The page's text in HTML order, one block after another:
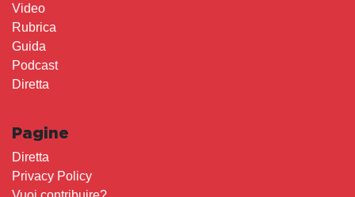
Video
Rubrica
Guida
Podcast
Diretta
Pagine
Diretta
Privacy Policy